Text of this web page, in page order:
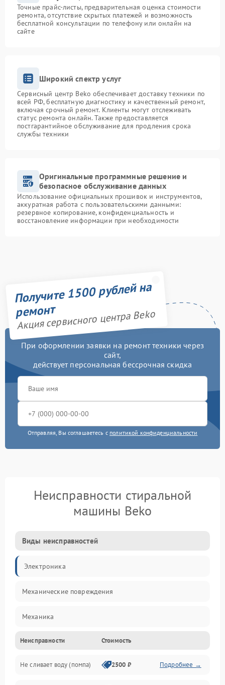
Точные прайс-листы, предварительная оценка стоимости
ремонта, отсутствие скрытых платежей и возможность
бесплатной консультации по телефону или онлайн на
сайте
Широкий спектр услуг
Сервисный центр Beko обеспечивает доставку техники по
всей РФ, бесплатную диагностику и качественный ремонт,
включая срочный ремонт. Клиенты могут отслеживать
статус ремонта онлайн. Также предоставляется
постгарантийное обслуживание для продления срока
службы техники
Оригинальные программные решение и
безопасное обслуживание данных
Использование официальных прошивок и инструментов,
аккуратная работа с пользовательскими данными:
резервное копирование, конфиденциальность и
восстановление информации при необходимости
Получите 1500 рублей на
ремонт
Акция сервисного центра Beko
При оформлении заявки на ремонт техники через
сайт,
действует персональная бессрочная скидка
Отправляя, Вы соглашаетесь с политикой конфиденциальности
Неисправности стиральной
машины Beko
Виды неисправностей
Электроника
Механические повреждения
Механика
Электропитание
Водоснабжение
Неисправности Стоимость
Не сливает воду (помпа) 2500 ₽ Подробнее →